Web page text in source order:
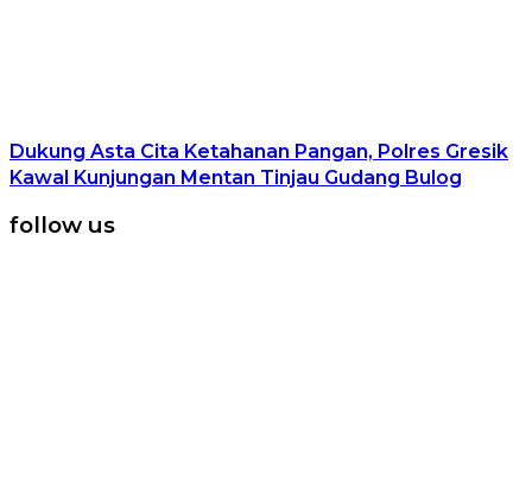
Dukung Asta Cita Ketahanan Pangan, Polres Gresik
Kawal Kunjungan Mentan Tinjau Gudang Bulog
follow us